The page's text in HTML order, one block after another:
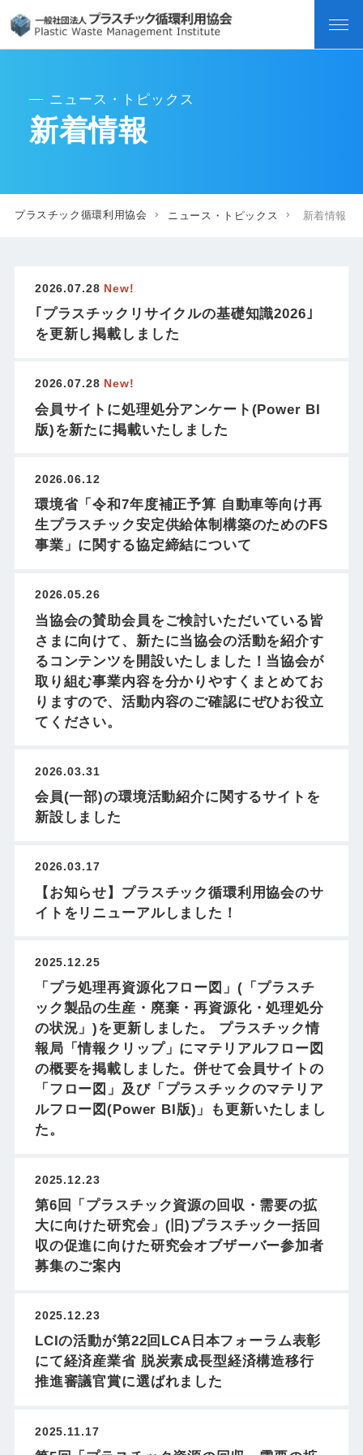
ニュース・トピックス
新着情報
プラスチック循環利用協会 ニュース・トピックス 新着情報
2026.07.28 New!
｢プラスチックリサイクルの基礎知識2026｣
を更新し掲載しました
2026.07.28 New!
会員サイトに処理処分アンケート(Power BI
版)を新たに掲載いたしました
2026.06.12
環境省「令和7年度補正予算 自動車等向け再
生プラスチック安定供給体制構築のためのFS
事業」に関する協定締結について
2026.05.26
当協会の賛助会員をご検討いただいている皆
さまに向けて、新たに当協会の活動を紹介す
るコンテンツを開設いたしました！当協会が
取り組む事業内容を分かりやすくまとめてお
りますので、活動内容のご確認にぜひお役立
てください。
2026.03.31
会員(一部)の環境活動紹介に関するサイトを
新設しました
2026.03.17
【お知らせ】プラスチック循環利用協会のサ
イトをリニューアルしました！
2025.12.25
「プラ処理再資源化フロー図」(「プラスチ
ック製品の生産・廃棄・再資源化・処理処分
の状況」)を更新しました。 プラスチック情
報局「情報クリップ」にマテリアルフロー図
の概要を掲載しました。併せて会員サイトの
「フロー図」及び「プラスチックのマテリア
ルフロー図(Power BI版)」も更新いたしまし
た。
2025.12.23
第6回「プラスチック資源の回収・需要の拡
大に向けた研究会」(旧)プラスチック一括回
収の促進に向けた研究会オブザーバー参加者
募集のご案内
2025.12.23
LCIの活動が第22回LCA日本フォーラム表彰
にて経済産業省 脱炭素成長型経済構造移行
推進審議官賞に選ばれました
2025.11.17